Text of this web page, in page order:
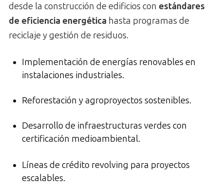
desde la construcción de edificios con estándares
de eficiencia energética hasta programas de
reciclaje y gestión de residuos.
Implementación de energías renovables en
instalaciones industriales.
Reforestación y agroproyectos sostenibles.
Desarrollo de infraestructuras verdes con
certificación medioambiental.
Líneas de crédito revolving para proyectos
escalables.